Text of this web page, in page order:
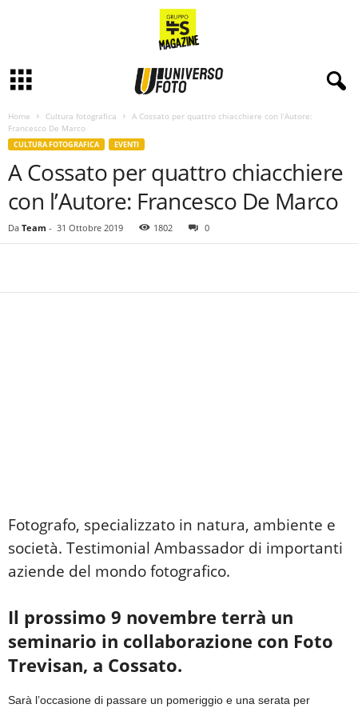
Home Cultura fotografica
A Cossato per quattro chiacchiere con l’Autore:
Francesco De Marco
CULTURA FOTOGRAFICA EVENTI
A Cossato per quattro chiacchiere
con l’Autore: Francesco De Marco
Da Team - 31 Ottobre 2019 1802 0
Fotografo, specializzato in natura, ambiente e
società. Testimonial Ambassador di importanti
aziende del mondo fotografico.
Il prossimo 9 novembre terrà un
seminario in collaborazione con Foto
Trevisan, a Cossato.
Sarà l’occasione di passare un pomeriggio e una serata per